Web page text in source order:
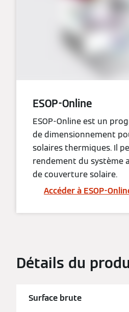
ESOP-Online
ESOP-Online est un
de dimensionnement
solaires thermiques. Il
rendement du système
de couverture solaire.
Accéder à ESOP-
Détails du
Surface brute